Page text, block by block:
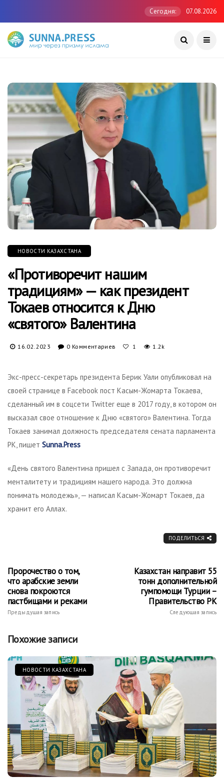
Сегодня: 07.08.2026
НОВОСТИ КАЗАХСТАНА
«Противоречит нашим
традициям» — как президент
Токаев относится к Дню
«святого» Валентина
16.02.2023 0 Комментариев 1 1.2k
Экс-пресс-секретарь президента Берик Уали опубликовал на
своей странице в Facebook пост Касым-Жомарта Токаева,
сделанный им в соцсети Twitter еще в 2017 году, в котором он
высказал свое отношение к Дню «святого» Валентина. Тогда
Токаев занимал должность председателя сената парламента
РК, пишет Sunna.Press
«День святого Валентина пришел с Запада, он противоречит
менталитету и традициям нашего народа. Это должна
понимать молодежь», — написал Касым-Жомарт Токаев, да
хранит его Аллах.
ПОДЕЛИТЬСЯ
Пророчество о том,
что арабские земли
снова покроются
пастбищами и реками
Предыдущая запись
Казахстан направит 55
тонн дополнительной
гумпомощи Турции –
Правительство РК
Следующая запись
Похожие записи
НОВОСТИ КАЗАХСТАНА